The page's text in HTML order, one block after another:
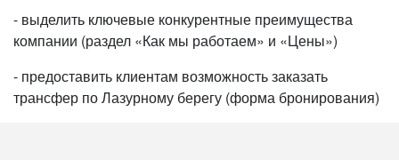
- выделить ключевые конкурентные преимущества
компании (раздел «Как мы работаем» и «Цены»)
- предоставить клиентам возможность заказать
трансфер по Лазурному берегу (форма бронирования)